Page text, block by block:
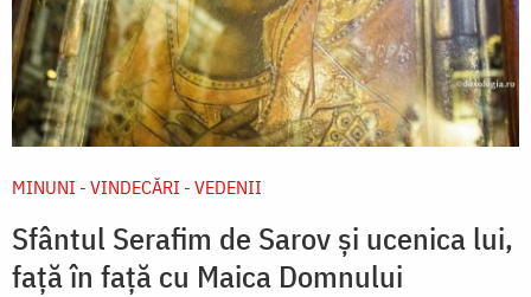
MINUNI - VINDECĂRI - VEDENII
Sfântul Serafim de Sarov și ucenica lui,
față în față cu Maica Domnului